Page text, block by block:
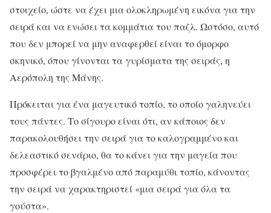
στοιχείο, ώστε να έχει μια ολοκληρωμένη εικόνα για την
σειρά και να ενώσει τα κομμάτια του παζλ. Ωστόσο, αυτό
που δεν μπορεί να μην αναφερθεί είναι το όμορφο
σκηνικό, όπου γίνονται τα γυρίσματα της σειράς, η
Αερόπολη της Μάνης.
Πρόκειται για ένα μαγευτικό τοπίο, το οποίο γαληνεύει
τους πάντες. Το σίγουρο είναι ότι, αν κάποιος δεν
παρακολουθήσει την σειρά για το καλογραμμένο και
δελεαστικό σενάριο, θα το κάνει για την μαγεία που
προσφέρει το βγαλμένο από παραμύθι τοπίο, κάνοντας
την σειρά να χαρακτηριστεί «μια σειρά για όλα τα
γούστα».